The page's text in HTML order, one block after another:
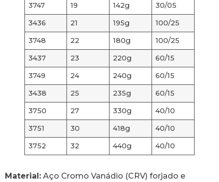
3747
19 142g
30/05
3436
21 195g
100/25
3748
22 180g
100/25
3437
23 220g
60/15
3749
24 240g
60/15
3438
25 235g
60/15
3750
27 330g
40/10
3751
30 418g
40/10
3752
32 440g 40/10
Material: Aço Cromo Vanádio (CRV) forjado e